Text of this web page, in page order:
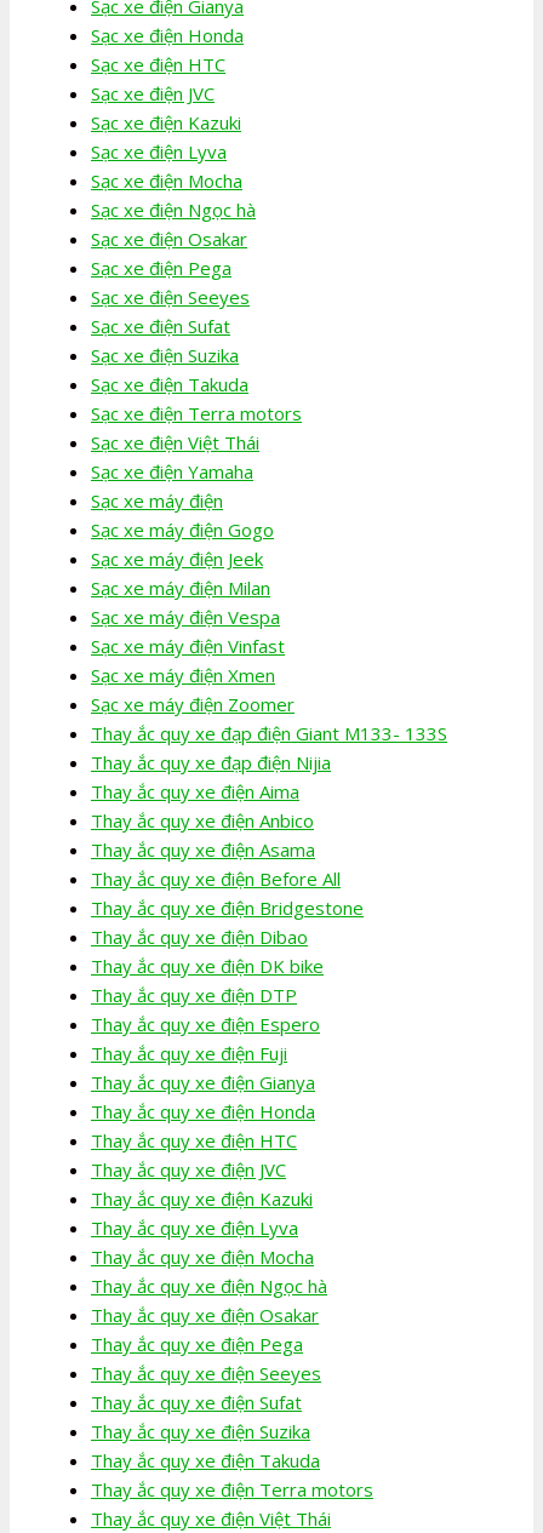
Sạc xe điện Gianya
Sạc xe điện Honda
Sạc xe điện HTC
Sạc xe điện JVC
Sạc xe điện Kazuki
Sạc xe điện Lyva
Sạc xe điện Mocha
Sạc xe điện Ngọc hà
Sạc xe điện Osakar
Sạc xe điện Pega
Sạc xe điện Seeyes
Sạc xe điện Sufat
Sạc xe điện Suzika
Sạc xe điện Takuda
Sạc xe điện Terra motors
Sạc xe điện Việt Thái
Sạc xe điện Yamaha
Sạc xe máy điện
Sạc xe máy điện Gogo
Sạc xe máy điện Jeek
Sạc xe máy điện Milan
Sạc xe máy điện Vespa
Sạc xe máy điện Vinfast
Sạc xe máy điện Xmen
Sạc xe máy điện Zoomer
Thay ắc quy xe đạp điện Giant M133- 133S
Thay ắc quy xe đạp điện Nijia
Thay ắc quy xe điện Aima
Thay ắc quy xe điện Anbico
Thay ắc quy xe điện Asama
Thay ắc quy xe điện Before All
Thay ắc quy xe điện Bridgestone
Thay ắc quy xe điện Dibao
Thay ắc quy xe điện DK bike
Thay ắc quy xe điện DTP
Thay ắc quy xe điện Espero
Thay ắc quy xe điện Fuji
Thay ắc quy xe điện Gianya
Thay ắc quy xe điện Honda
Thay ắc quy xe điện HTC
Thay ắc quy xe điện JVC
Thay ắc quy xe điện Kazuki
Thay ắc quy xe điện Lyva
Thay ắc quy xe điện Mocha
Thay ắc quy xe điện Ngọc hà
Thay ắc quy xe điện Osakar
Thay ắc quy xe điện Pega
Thay ắc quy xe điện Seeyes
Thay ắc quy xe điện Sufat
Thay ắc quy xe điện Suzika
Thay ắc quy xe điện Takuda
Thay ắc quy xe điện Terra motors
Thay ắc quy xe điện Việt Thái